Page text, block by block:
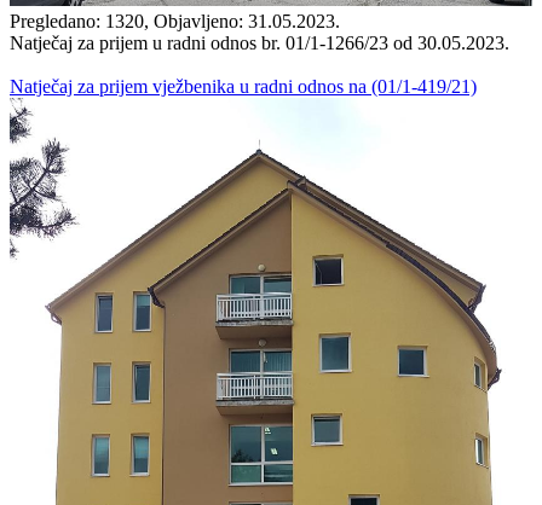
Pregledano: 1320, Objavljeno: 31.05.2023.
Natječaj za prijem u radni odnos br. 01/1-1266/23 od 30.05.2023.
Natječaj za prijem vježbenika u radni odnos na (01/1-419/21)